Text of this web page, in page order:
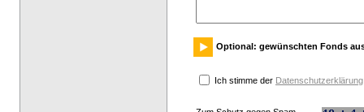
Optional: gewünschten Fonds
Ich stimme der Datenschutzerklärung